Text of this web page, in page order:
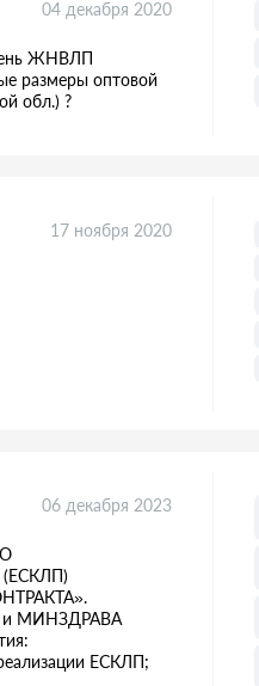
04 декабря 2020
ЖНВЛП
размеры оптовой
обл.) ?
17 ноября 2020
06 декабря 2023
и МИНЗДРАВА
ЕСКЛП;